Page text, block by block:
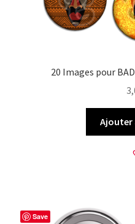
20 Images pour
Ajouter
Save